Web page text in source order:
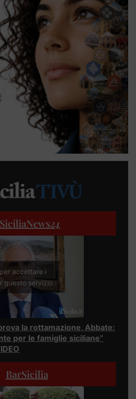
24
accettare i
questo servizio
la rottamazione, Abbate:
per le famiglie siciliane”
BarSicilia